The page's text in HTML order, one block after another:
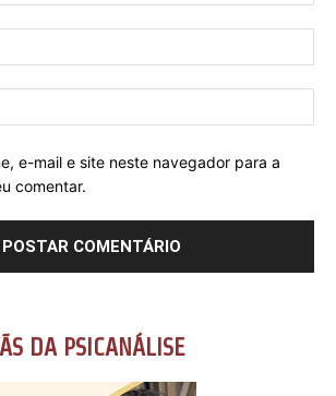
e-mail e site neste navegador para a
comentar.
DA PSICANÁLISE